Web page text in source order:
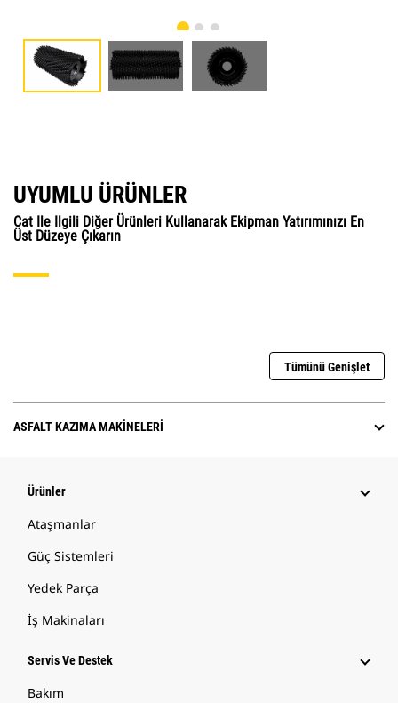
UYUMLU ÜRÜNLER
Cat Ile Ilgili Diğer Ürünleri Kullanarak Ekipman Yatırımınızı En
Üst Düzeye Çıkarın
Tümünü Genişlet
ASFALT KAZIMA MAKINELERI
Ürünler
Ataşmanlar
Güç Sistemleri
Yedek Parça
İş Makinaları
Servis Ve Destek
Bakım